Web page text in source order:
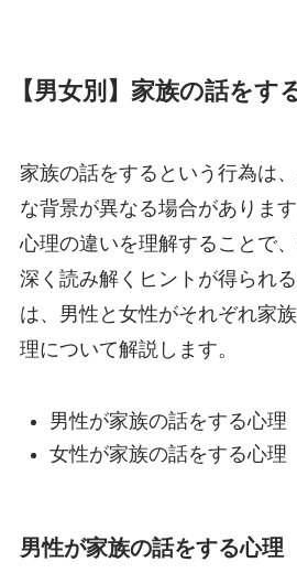
【男女別】家族の話をす
家族の話をするという行為は
な背景が異なる場合がありま
心理の違いを理解することで
深く読み解くヒントが得られ
は、男性と女性がそれぞれ家
理について解説します。
男性が家族の話をする心理
女性が家族の話をする心理
男性が家族の話をする心理